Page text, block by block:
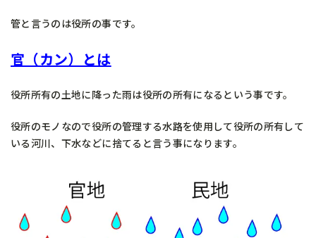
管と言うのは役所の事です。
官（カン）とは
役所所有の土地に降った雨は役所の所有になるという事です。
役所のモノなので役所の管理する水路を使用して役所の所有して
いる河川、下水などに捨てると言う事になります。